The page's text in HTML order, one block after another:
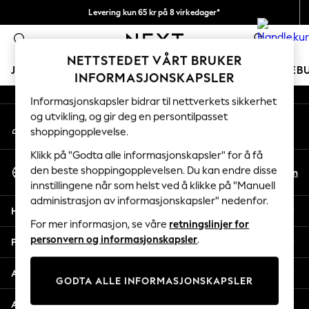
Levering kun 65 kr på 8 virkedager*
Vi betaler alle tollavgifter 0
JENTER GUTTER BABY KVINNER MENN
GIRLS
New In
50 - 92cm
98 - 110cm
116 - 134cm
140 - 174cm
Trending: Top & Short Sets
Trending: Clogs
Toy Story
THE SET
Coats & Jackets
Sweatshirts & Hoodies
An error occurred on client
Våre sosiale nettverk
Min konto
Logg inn på kontoen din
Velg Språk
Norsk
No En
Hjelp
Personvern & Juridisk
Avdelinger
Andre tjenester
NETTSTEDET VÅRT BRUKER
INFORMASJONSKAPSLER
Informasjonskapsler bidrar til nettverkets sikkerhet
og utvikling, og gir deg en persontilpasset
shoppingopplevelse.
Klikk på "Godta alle informasjonskapsler" for å få
den beste shoppingopplevelsen. Du kan endre disse
innstillingene når som helst ved å klikke på "Manuell
administrasjon av informasjonskapsler" nedenfor.
For mer informasjon, se våre retningslinjer for
personvern og informasjonskapsler.
GODTA ALLE INFORMASJONSKAPSLER